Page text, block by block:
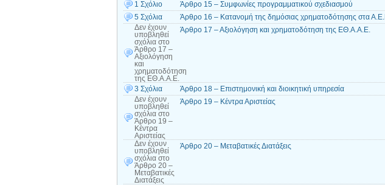
1 Σχόλιο
Άρθρο 15 – Συμφωνίες προγραμματικού σχεδιασμού
5 Σχόλια
Άρθρο 16 – Κατανομή της δημόσιας χρηματοδότησης στα Α.Ε.Ι.
Δεν έχουν
υποβληθεί
σχόλια στο
Άρθρο 17 –
Αξιολόγηση
και
χρηματοδότηση
της ΕΘ.Α.Α.Ε.
Άρθρο 17 – Αξιολόγηση και χρηματοδότηση της ΕΘ.Α.Α.Ε.
3 Σχόλια
Άρθρο 18 – Επιστημονική και διοικητική υπηρεσία
Δεν έχουν
υποβληθεί
σχόλια στο
Άρθρο 19 –
Κέντρα
Αριστείας
Άρθρο 19 – Κέντρα Αριστείας
Δεν έχουν
υποβληθεί
σχόλια στο
Άρθρο 20 –
Μεταβατικές
Διατάξεις
Άρθρο 20 – Μεταβατικές Διατάξεις